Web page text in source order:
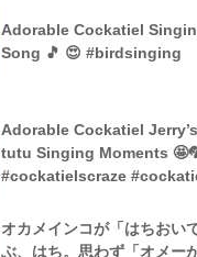
Adorable Cockatiel
Song 🎵 😍 #birdsinging
Adorable Cockatiel
tutu Singing Moments
#cockatielscraze
オカメインコが「はちおい
ぶ、はち。思わず「オメー